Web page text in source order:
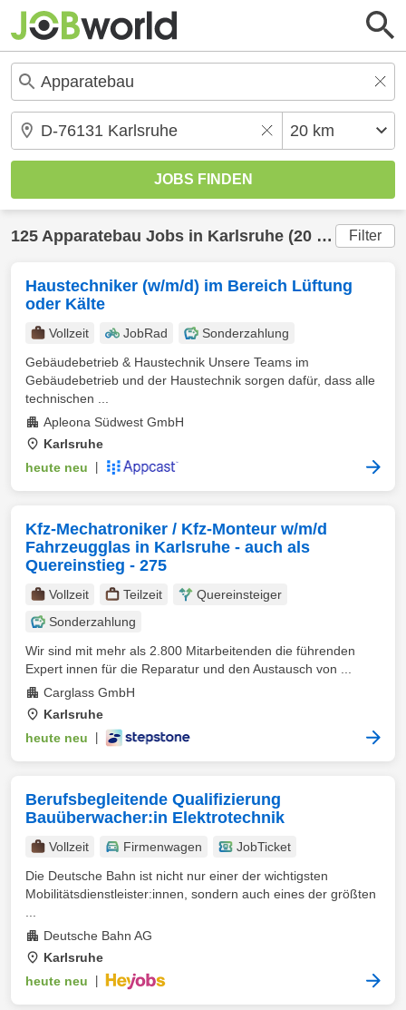
125 Apparatebau Jobs in Karlsruhe (20 km) gefunden Filter
Haustechniker (w/m/d) im Bereich Lüftung
oder Kälte
Vollzeit JobRad
Sonderzahlung
Gebäudebetrieb & Haustechnik Unsere Teams im
Gebäudebetrieb und der Haustechnik sorgen dafür, dass alle
technischen ...
Apleona Südwest GmbH
Karlsruhe
heute neu
Kfz-Mechatroniker / Kfz-Monteur w/m/d
Fahrzeugglas in Karlsruhe - auch als
Quereinstieg - 275
Vollzeit Teilzeit
Quereinsteiger
Sonderzahlung
Wir sind mit mehr als 2.800 Mitarbeitenden die führenden
Expert innen für die Reparatur und den Austausch von ...
Carglass GmbH
Karlsruhe
heute neu
Berufsbegleitende Qualifizierung
Bauüberwacher:in Elektrotechnik
Vollzeit Firmenwagen
JobTicket
Die Deutsche Bahn ist nicht nur einer der wichtigsten
Mobilitätsdienstleister:innen, sondern auch eines der größten
Deutsche Bahn AG
Karlsruhe
heute neu